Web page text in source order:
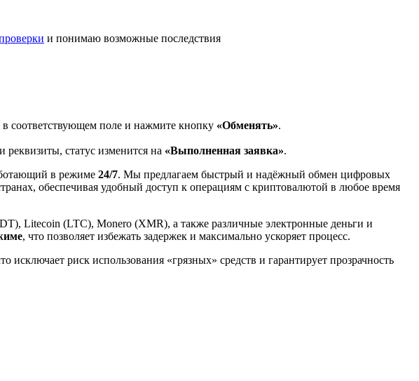
и понимаю возможные последствия
соответствующем поле и нажмите кнопку «Обменять».
статус изменится на «Выполненная заявка».
в режиме 24/7. Мы предлагаем быстрый и надёжный обмен цифровых
обеспечивая удобный доступ к операциям с криптовалютой в любое время
Litecoin (LTC), Monero (XMR), а также различные электронные деньги и
, что позволяет избежать задержек и максимально ускоряет процесс.
исключает риск использования «грязных» средств и гарантирует прозрачность